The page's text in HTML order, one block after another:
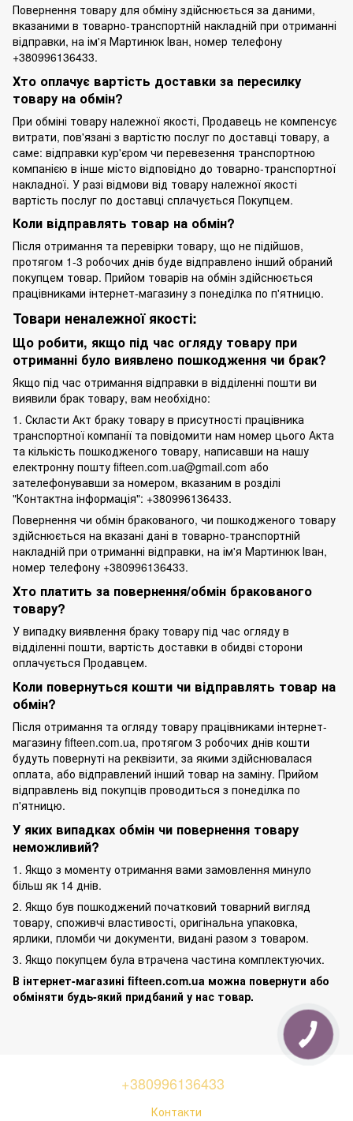
Повернення товару для обміну здійснюється за даними,
вказаними в товарно-транспортній накладній при отриманні
відправки, на ім'я Мартинюк Іван, номер телефону
+380996136433.
Хто оплачує вартість доставки за пересилку
товару на обмін?
При обміні товару належної якості, Продавець не компенсує
витрати, пов'язані з вартістю послуг по доставці товару, а
саме: відправки кур'єром чи перевезення транспортною
компанією в інше місто відповідно до товарно-транспортної
накладної. У разі відмови від товару належної якості
вартість послуг по доставці сплачується Покупцем.
Коли відправлять товар на обмін?
Після отримання та перевірки товару, що не підійшов,
протягом 1-3 робочих днів буде відправлено інший обраний
покупцем товар. Прийом товарів на обмін здійснюється
працівниками інтернет-магазину з понеділка по п'ятницю.
Товари неналежної якості:
Що робити, якщо під час огляду товару при
отриманні було виявлено пошкодження чи брак?
Якщо під час отримання відправки в відділенні пошти ви
виявили брак товару, вам необхідно:
1. Скласти Акт браку товару в присутності працівника
транспортної компанії та повідомити нам номер цього Акта
та кількість пошкодженого товару, написавши на нашу
електронну пошту fifteen.com.ua@gmail.com або
зателефонувавши за номером, вказаним в розділі
"Контактна інформація": +380996136433.
Повернення чи обмін бракованого, чи пошкодженого товару
здійснюється на вказані дані в товарно-транспортній
накладній при отриманні відправки, на ім'я Мартинюк Іван,
номер телефону +380996136433.
Хто платить за повернення/обмін бракованого
товару?
У випадку виявлення браку товару під час огляду в
відділенні пошти, вартість доставки в обидві сторони
оплачується Продавцем.
Коли повернуться кошти чи відправлять товар на
обмін?
Після отримання та огляду товару працівниками інтернет-
магазину fifteen.com.ua, протягом 3 робочих днів кошти
будуть повернуті на реквізити, за якими здійснювалася
оплата, або відправлений інший товар на заміну. Прийом
відправлень від покупців проводиться з понеділка по
п'ятницю.
У яких випадках обмін чи повернення товару
неможливий?
1. Якщо з моменту отримання вами замовлення минуло
більш як 14 днів.
2. Якщо був пошкоджений початковий товарний вигляд
товару, споживчі властивості, оригінальна упаковка,
ярлики, пломби чи документи, видані разом з товаром.
3. Якщо покупцем була втрачена частина комплектуючих.
В інтернет-магазині fifteen.com.ua можна повернути або
обміняти будь-який придбаний у нас товар.
+380996136433
Контакти